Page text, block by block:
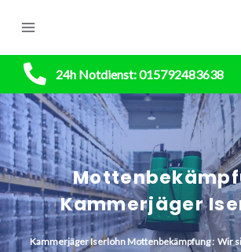
24h Notdienst: 015792483638
Kammerjäger
KammerjägerIserlohn Mottenbekämpfung: Wir